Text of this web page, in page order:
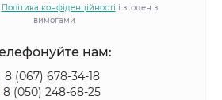
Політика конфіденційності і згоден з
вимогами
нам:
8 (067) 678-34-18
8 (050) 248-68-25